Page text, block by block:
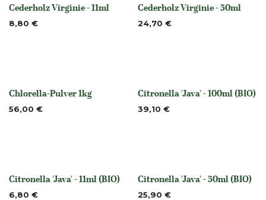
None
Cederholz Virginie - 11ml
8,80 € None
Cederholz Virginie - 50ml
24,70 €
None
Chlorella-Pulver 1kg
56,00 € None
Citronella 'Java' - 100ml (BIO)
39,10 €
None
Citronella 'Java' - 11ml (BIO)
6,80 € None
Citronella 'Java' - 50ml (BIO)
25,90 €